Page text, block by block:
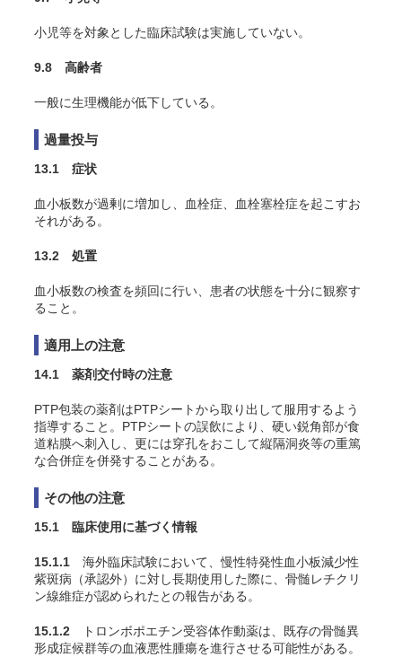
小児等を対象とした臨床試験は実施していない。
9.8 高齢者
一般に生理機能が低下している。
過量投与
13.1 症状
血小板数が過剰に増加し、血栓症、血栓塞栓症を起こすお
それがある。
13.2 処置
血小板数の検査を頻回に行い、患者の状態を十分に観察す
ること。
適用上の注意
14.1 薬剤交付時の注意
PTP包装の薬剤はPTPシートから取り出して服用するよう
指導すること。PTPシートの誤飲により、硬い鋭角部が食
道粘膜へ刺入し、更には穿孔をおこして縦隔洞炎等の重篤
な合併症を併発することがある。
その他の注意
15.1 臨床使用に基づく情報
15.1.1 海外臨床試験において、慢性特発性血小板減少性
紫斑病（承認外）に対し長期使用した際に、骨髄レチクリ
ン線維症が認められたとの報告がある。
15.1.2 トロンボポエチン受容体作動薬は、既存の骨髄異
形成症候群等の血液悪性腫瘍を進行させる可能性がある。